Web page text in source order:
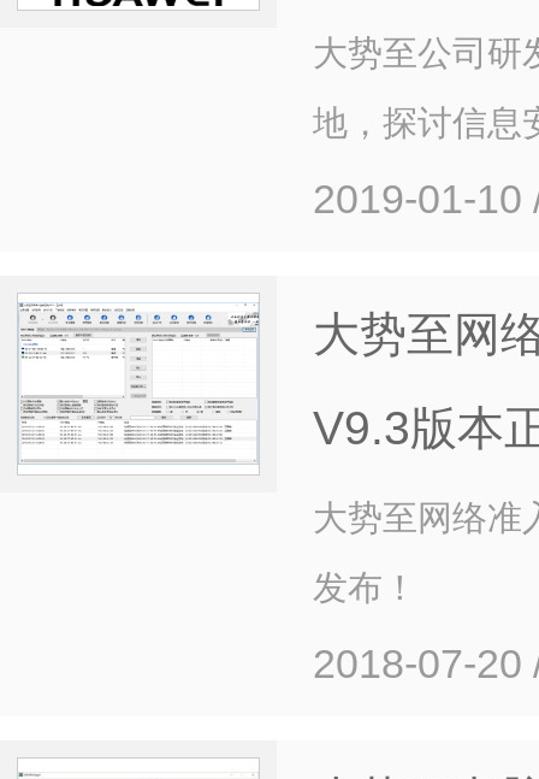
大势至公司研
地，探讨信息
2019-01-10
大势至网
V9.3版本
大势至网络准
发布！
2018-07-20